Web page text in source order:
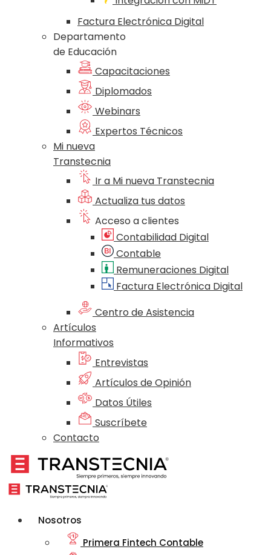
Factura Electrónica Digital
Departamento
de Educación
Capacitaciones
Diplomados
Webinars
Expertos Técnicos
Mi nueva
Transtecnia
Ir a Mi nueva Transtecnia
Actualiza tus datos
Acceso a clientes
Contabilidad Digital
Contable
Remuneraciones Digital
Factura Electrónica Digital
Centro de Asistencia
Artículos
Informativos
Entrevistas
Artículos de Opinión
Datos Útiles
Suscríbete
Contacto
Nosotros
Primera Fintech Contable